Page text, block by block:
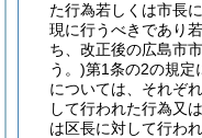
た行為若しくは市長
現に行うべきであり
ち、改正後の広島市
う。)第1条の2の規定
については、それぞ
して行われた行為又
は区長に対して行わ